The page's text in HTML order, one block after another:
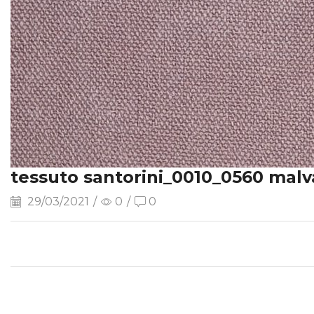
tessuto santorini_0010_0560
29/03/2021 / 0 / 0